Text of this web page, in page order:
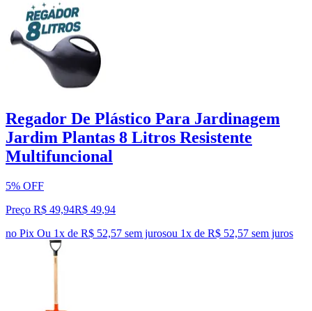
Regador De Plástico Para Jardinagem
Jardim Plantas 8 Litros Resistente
Multifuncional
5% OFF
Preço R$ 49,94R$ 49,94
no Pix Ou 1x de R$ 52,57 sem jurosou 1x de R$ 52,57 sem juros